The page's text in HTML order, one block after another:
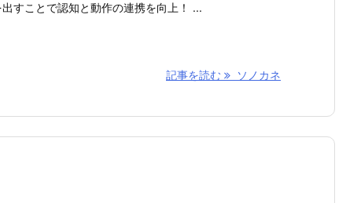
すことで認知と動作の連携を向上！ ...
記事を読む ソノカネ